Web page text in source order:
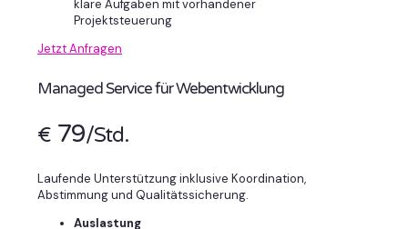
klare Aufgaben mit vorhandener
Projektsteuerung
Jetzt Anfragen
Managed Service für Webentwicklung
€ 79/Std.
Laufende Unterstützung inklusive Koordination,
Abstimmung und Qualitätssicherung.
Auslastung